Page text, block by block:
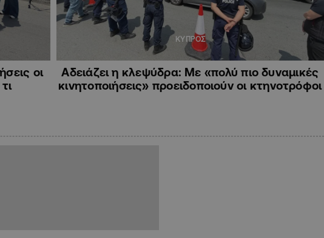
οι
ΚΥΠΡΟΣ
Αδειάζει η κλεψύδρα: Με «πολύ πιο δυναμικές
κινητοποιήσεις» προειδοποιούν οι κτηνοτρόφοι